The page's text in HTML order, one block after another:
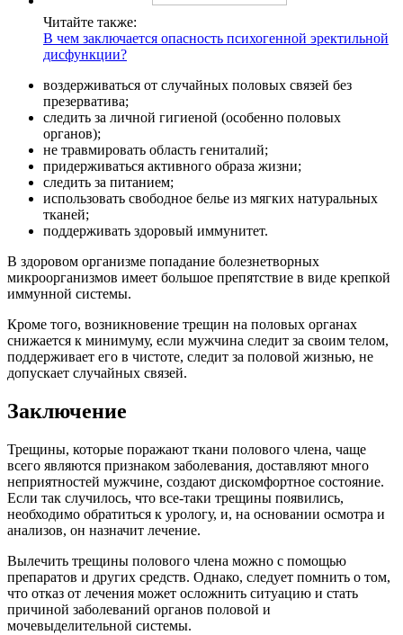
Читайте также:
В чем заключается опасность психогенной эректильной
дисфункции?
воздерживаться от случайных половых связей без
презерватива;
следить за личной гигиеной (особенно половых
органов);
не травмировать область гениталий;
придерживаться активного образа жизни;
следить за питанием;
использовать свободное белье из мягких натуральных
тканей;
поддерживать здоровый иммунитет.
В здоровом организме попадание болезнетворных
микроорганизмов имеет большое препятствие в виде крепкой
иммунной системы.
Кроме того, возникновение трещин на половых органах
снижается к минимуму, если мужчина следит за своим телом,
поддерживает его в чистоте, следит за половой жизнью, не
допускает случайных связей.
Заключение
Трещины, которые поражают ткани полового члена, чаще
всего являются признаком заболевания, доставляют много
неприятностей мужчине, создают дискомфортное состояние.
Если так случилось, что все-таки трещины появились,
необходимо обратиться к урологу, и, на основании осмотра и
анализов, он назначит лечение.
Вылечить трещины полового члена можно с помощью
препаратов и других средств. Однако, следует помнить о том,
что отказ от лечения может осложнить ситуацию и стать
причиной заболеваний органов половой и
мочевыделительной системы.